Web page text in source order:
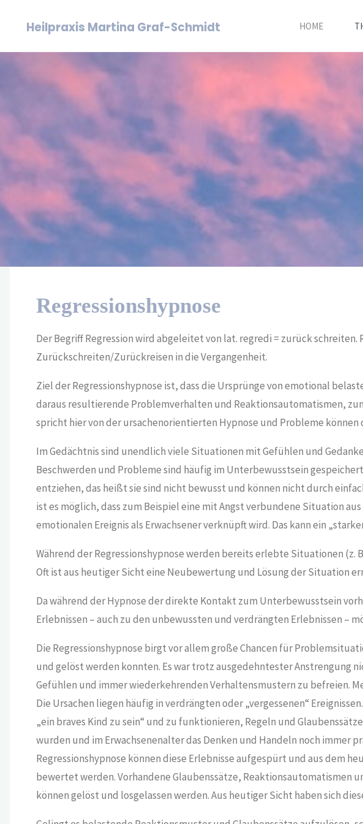
Heilpraxis Martina Graf-Schmidt HOME
Regressionshypnose
Der Begriff Regression wird abgeleitet von lat. regredi = zurück schreiten.
Zurückschreiten/Zurückreisen in die Vergangenheit.
Ziel der Regressionshypnose ist, dass die Ursprünge von emotional
daraus resultierende Problemverhalten und Reaktionsautomatismen,
spricht hier von der ursachenorientierten Hypnose und Probleme
Im Gedächtnis sind unendlich viele Situationen mit Gefühlen und
Beschwerden und Probleme sind häufig im Unterbewusstsein
entziehen, das heißt sie sind nicht bewusst und können nicht durch
ist es möglich, dass zum Beispiel eine mit Angst verbundene Situation
emotionalen Ereignis als Erwachsener verknüpft wird. Das kann ein
Während der Regressionshypnose werden bereits erlebte Situationen (z.
Oft ist aus heutiger Sicht eine Neubewertung und Lösung der Situation
Da während der Hypnose der direkte Kontakt zum Unterbewusstsein
Erlebnissen – auch zu den unbewussten und verdrängten Erlebnissen –
Die Regressionshypnose birgt vor allem große Chancen für
und gelöst werden konnten. Es war trotz ausgedehntester Anstrengung
Gefühlen und immer wiederkehrenden Verhaltensmustern zu befreien.
Die Ursachen liegen häufig in verdrängten oder „vergessenen“
„ein braves Kind zu sein“ und zu funktionieren, Regeln und
wurden und im Erwachsenenalter das Denken und Handeln noch immer
Regressionshypnose können diese Erlebnisse aufgespürt und aus dem
bewertet werden. Vorhandene Glaubenssätze, Reaktionsautomatismen
können gelöst und losgelassen werden. Aus heutiger Sicht haben sich